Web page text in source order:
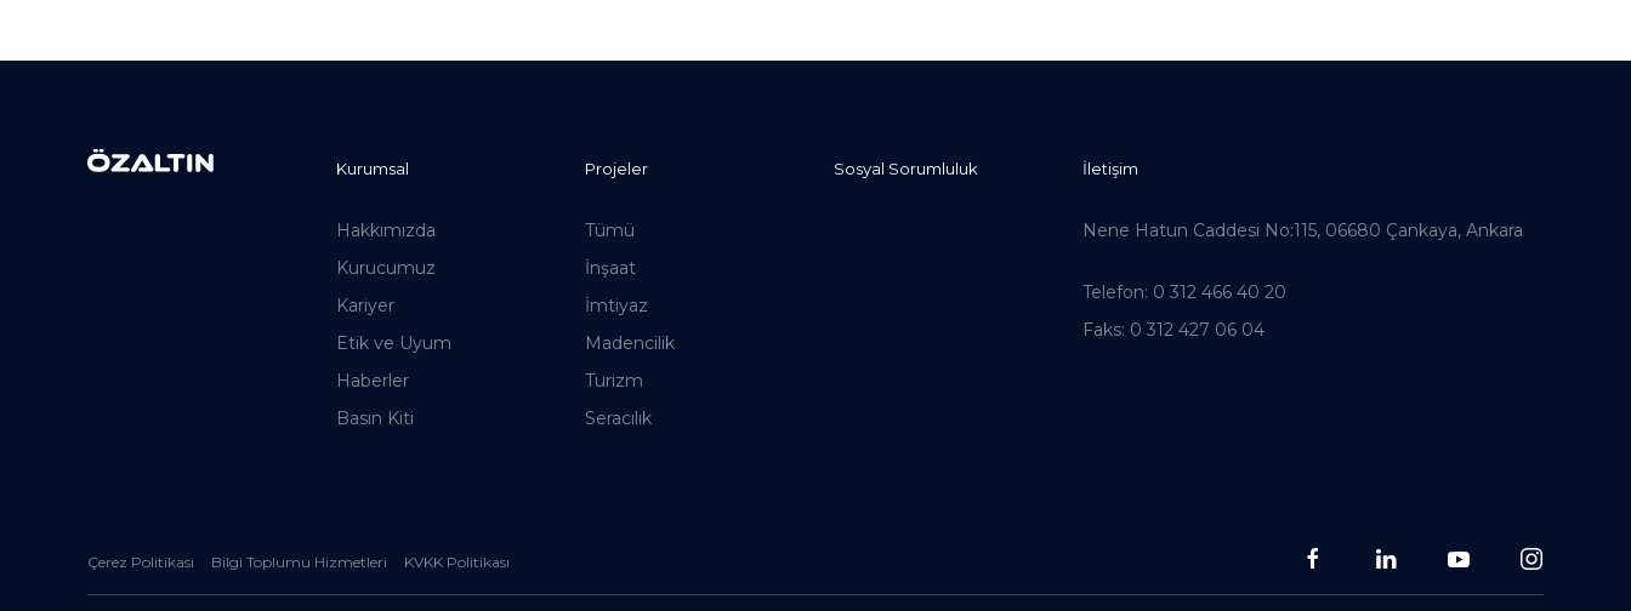
Kurumsal
Hakkımızda
Kurucumuz
Kariyer
Etik ve Uyum
Haberler
Basın Kiti
Projeler
Tümü
İnşaat
İmtiyaz
Madencilik
Turizm
Seracılık
Sosyal Sorumluluk İletişim
Nene Hatun Caddesi No:115, 06680 Çankaya, Ankara
Telefon: 0 312 466 40 20
Faks: 0 312 427 06 04
Çerez Politikası Bilgi Toplumu Hizmetleri KVKK Politikası